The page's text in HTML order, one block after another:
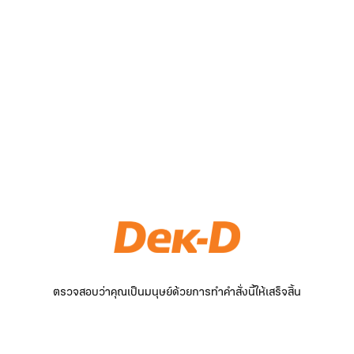
ตรวจสอบว่าคุณเป็นมนุษย์ด้วยการทำคำสั่งนี้ให้เสร็จสิ้น